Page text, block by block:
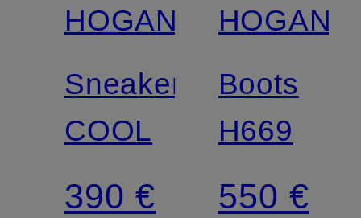
HOGAN
Sneaker
COOL
390 €
HOGAN
Boots
H669
550 €